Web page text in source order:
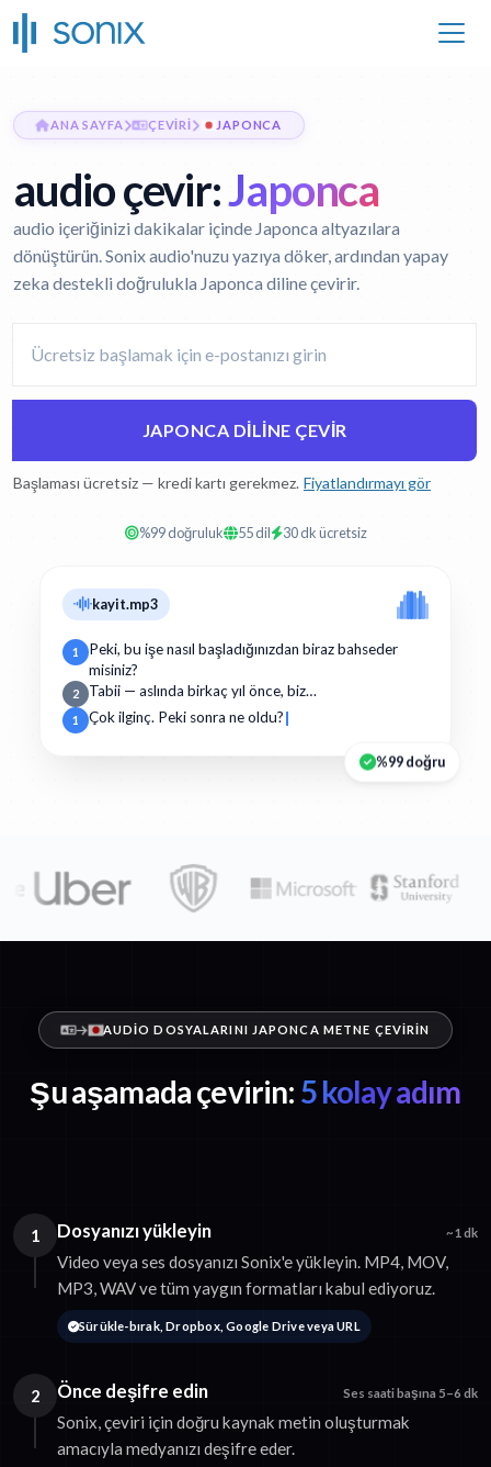
ANA SAYFA ÇEVIRI JAPONCA
audio çevir:Japonca
audio içeriğinizi dakikalar içinde Japonca altyazılara
dönüştürün. Sonix audio'nuzu yazıya döker, ardından yapay
zeka destekli doğrulukla Japonca diline çevirir.
JAPONCA DILINE ÇEVIR
Başlaması ücretsiz — kredi kartı gerekmez. Fiyatlandırmayı gör
%99 doğruluk 55 dil 30 dk ücretsiz
kayit.mp3
1
Peki, bu işe nasıl başladığınızdan biraz bahseder
misiniz?
2 Tabii — aslında birkaç yıl önce, biz…
1 Çok ilginç. Peki sonra ne oldu?
%99 doğru
AUDIO DOSYALARINI JAPONCA METNE ÇEVIRIN
Şu aşamada çevirin: 5 kolay adım
1 Dosyanızı yükleyin ~1 dk
Video veya ses dosyanızı Sonix'e yükleyin. MP4, MOV,
MP3, WAV ve tüm yaygın formatları kabul ediyoruz.
Sürükle-bırak, Dropbox, Google Drive veya URL
2 Önce deşifre edin Ses saati başına 5–6 dk
Sonix, çeviri için doğru kaynak metin oluşturmak
amacıyla medyanızı deşifre eder.